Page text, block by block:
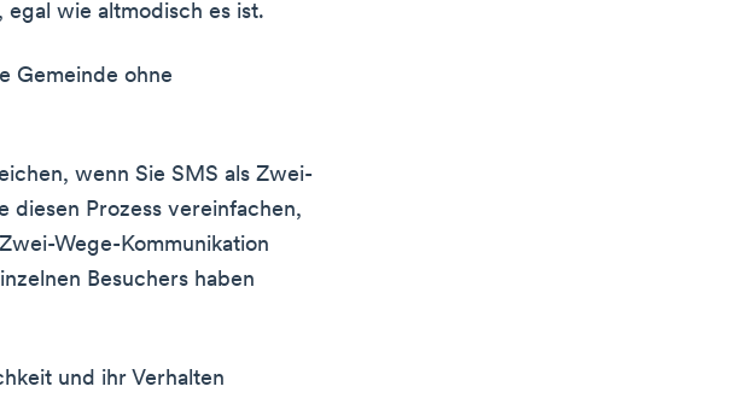
wie altmodisch es ist.
Gemeinde ohne
wenn Sie SMS als Zwei-
diesen Prozess vereinfachen,
Wege-Kommunikation
Besuchers haben
und ihr Verhalten